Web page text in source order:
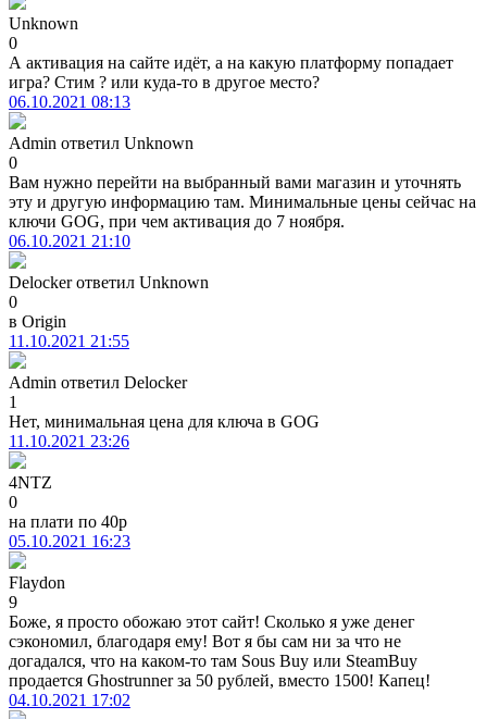
Unknown
0
А активация на сайте идёт, а на какую платформу попадает
игра? Стим ? или куда-то в другое место?
06.10.2021 08:13
Admin ответил Unknown
0
Вам нужно перейти на выбранный вами магазин и уточнять
эту и другую информацию там. Минимальные цены сейчас на
ключи GOG, при чем активация до 7 ноября.
06.10.2021 21:10
Delocker ответил Unknown
0
в Origin
11.10.2021 21:55
Admin ответил Delocker
1
Нет, минимальная цена для ключа в GOG
11.10.2021 23:26
4NTZ
0
на плати по 40р
05.10.2021 16:23
Flaydon
9
Боже, я просто обожаю этот сайт! Сколько я уже денег
сэкономил, благодаря ему! Вот я бы сам ни за что не
догадался, что на каком-то там Sous Buy или SteamBuy
продается Ghostrunner за 50 рублей, вместо 1500! Капец!
04.10.2021 17:02